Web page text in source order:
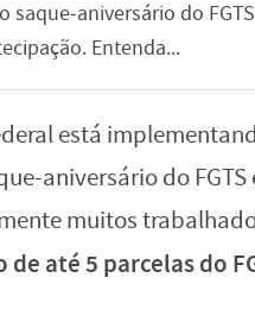
saque-aniversário do
Entenda...
está
aniversário do FGTS
muitos
até 5 parcelas do